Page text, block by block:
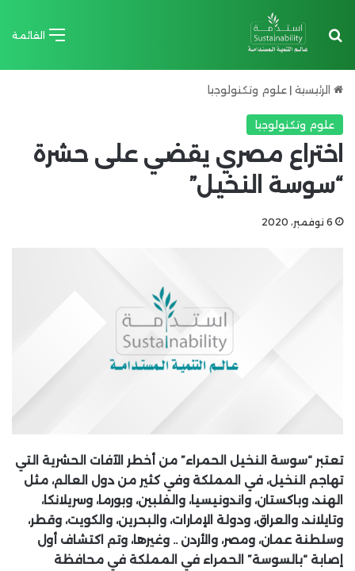
القائمة بحث عن
الرئيسية | علوم وتكنولوجيا
علوم وتكنولوجيا
اختراع مصري يقضي على حشرة
“سوسة النخيل”
6 نوفمبر، 2020
تعتبر “سوسة النخيل الحمراء” من أخطر الآفات الحشرية التي
تهاجم النخيل، في المملكة وفي كثير من دول العالم، مثل
الهند، وباكستان، واندونيسيا، والفلبين، وبورما، وسريلانكا،
وتايلاند، والعراق، ودولة الإمارات، والبحرين، والكويت، وقطر،
وسلطنة عمان، ومصر، والأردن .. وغيرها، وتم اكتشاف أول
إصابة “بالسوسة” الحمراء في المملكة في محافظة